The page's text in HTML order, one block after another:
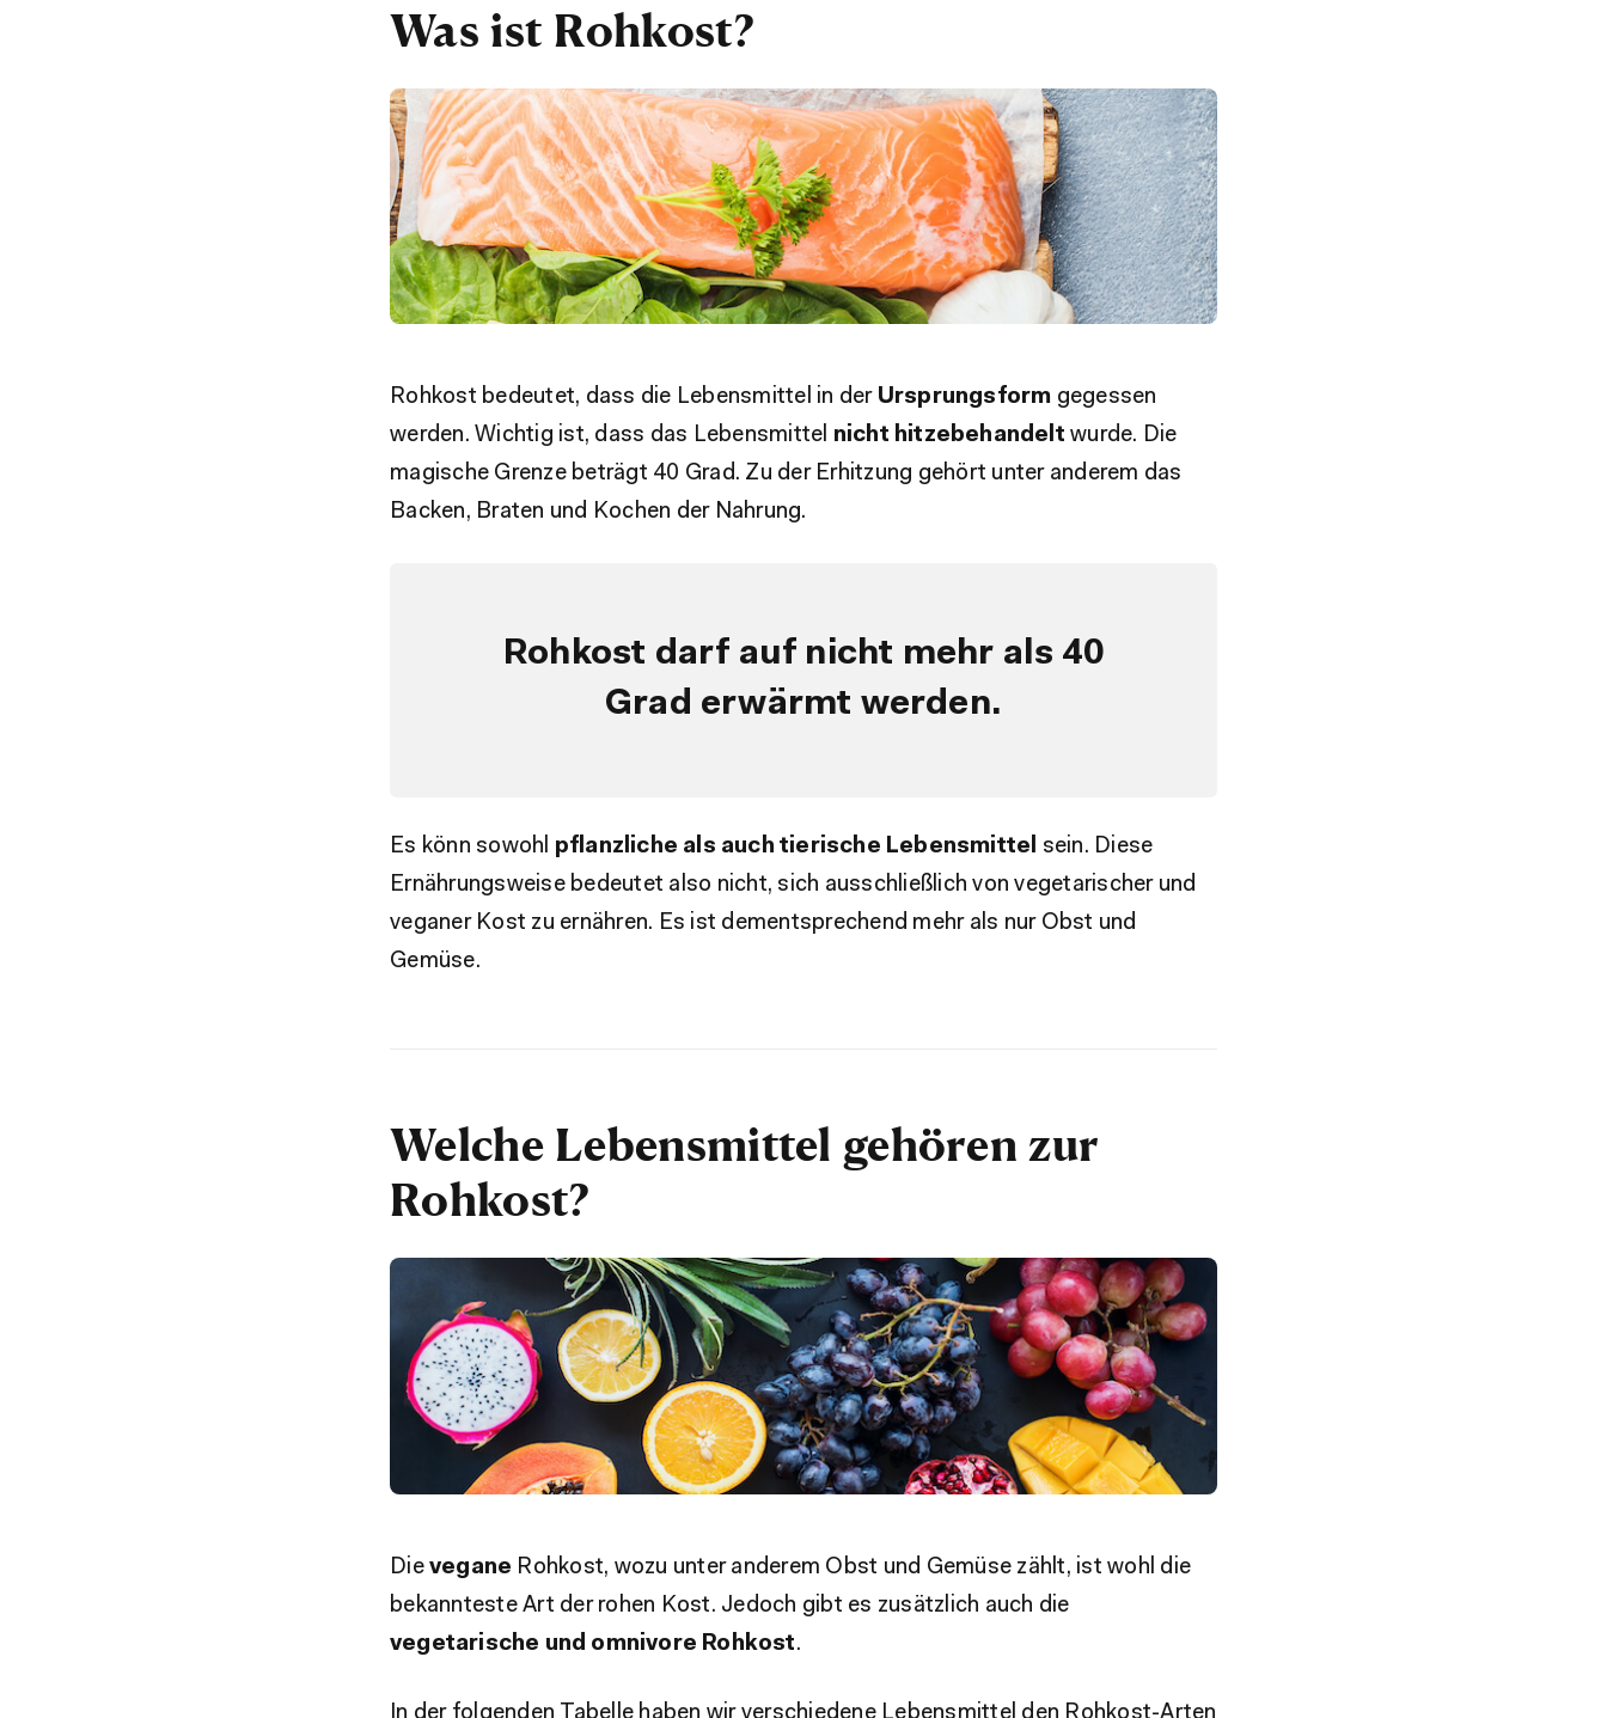
Was ist Rohkost?
Rohkost bedeutet, dass die Lebensmittel in der Ursprungsform gegessen
werden. Wichtig ist, dass das Lebensmittel nicht hitzebehandelt wurde. Die
magische Grenze beträgt 40 Grad. Zu der Erhitzung gehört unter anderem das
Backen, Braten und Kochen der Nahrung.
Rohkost darf auf nicht mehr als 40
Grad erwärmt werden.
Es könn sowohl pflanzliche als auch tierische Lebensmittel sein. Diese
Ernährungsweise bedeutet also nicht, sich ausschließlich von vegetarischer und
veganer Kost zu ernähren. Es ist dementsprechend mehr als nur Obst und
Gemüse.
Welche Lebensmittel gehören zur
Rohkost?
Die vegane Rohkost, wozu unter anderem Obst und Gemüse zählt, ist wohl die
bekannteste Art der rohen Kost. Jedoch gibt es zusätzlich auch die
vegetarische und omnivore Rohkost.
In der folgenden Tabelle haben wir verschiedene Lebensmittel den Rohkost-Arten